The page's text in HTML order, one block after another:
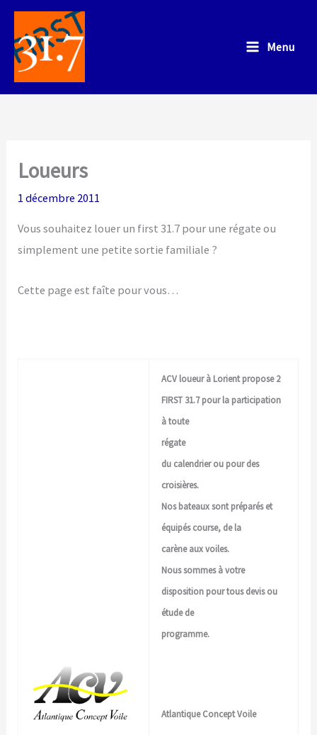
Aller
contenu
Menu
Loueurs
1 décembre 2011
Vous souhaitez louer un first 31.7 pour une régate ou
simplement une petite sortie familiale ?
Cette page est faîte pour vous…
ACV loueur à Lorient propose 2
FIRST 31.7 pour la participation
à toute
régate
du calendrier ou pour des
croisières.
Nos bateaux sont préparés et
équipés course, de la
carène aux voiles.
Nous sommes à votre
disposition pour tous devis ou
étude de
programme.
Atlantique Concept Voile